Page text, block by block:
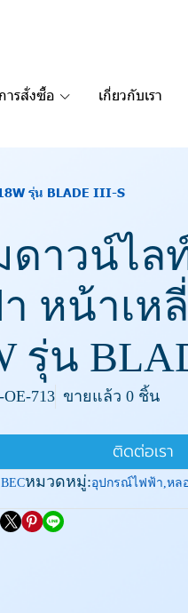
การสั่งซื้อ เกี่ยวกับเรา
รุ่น BLADE III-S
ดาวน์ไล
า หน้าเห
รุ่น
713 ขายแล้ว 0 ชิ้น
ติดต่อเรา
BECหมวดหมู่:อุปกรณ์ไฟฟ้า,หล